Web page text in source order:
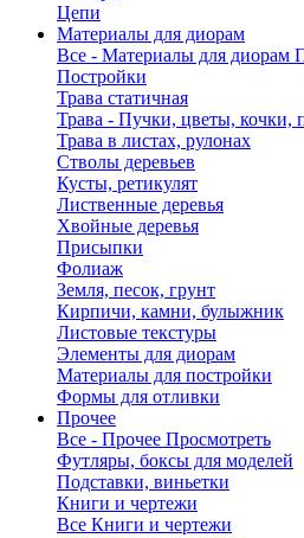
Цепи
Материалы для диорам
Все - Материалы для диорам
Постройки
Трава статичная
Трава - Пучки, цветы, кочки,
Трава в листах, рулонах
Стволы деревьев
Кусты, ретикулят
Лиственные деревья
Хвойные деревья
Присыпки
Фолиаж
Земля, песок, грунт
Кирпичи, камни, булыжник
Листовые текстуры
Элементы для диорам
Материалы для постройки
Формы для отливки
Прочее
Все - Прочее Просмотреть
Футляры, боксы для моделей
Подставки, виньетки
Книги и чертежи
Все Книги и чертежи